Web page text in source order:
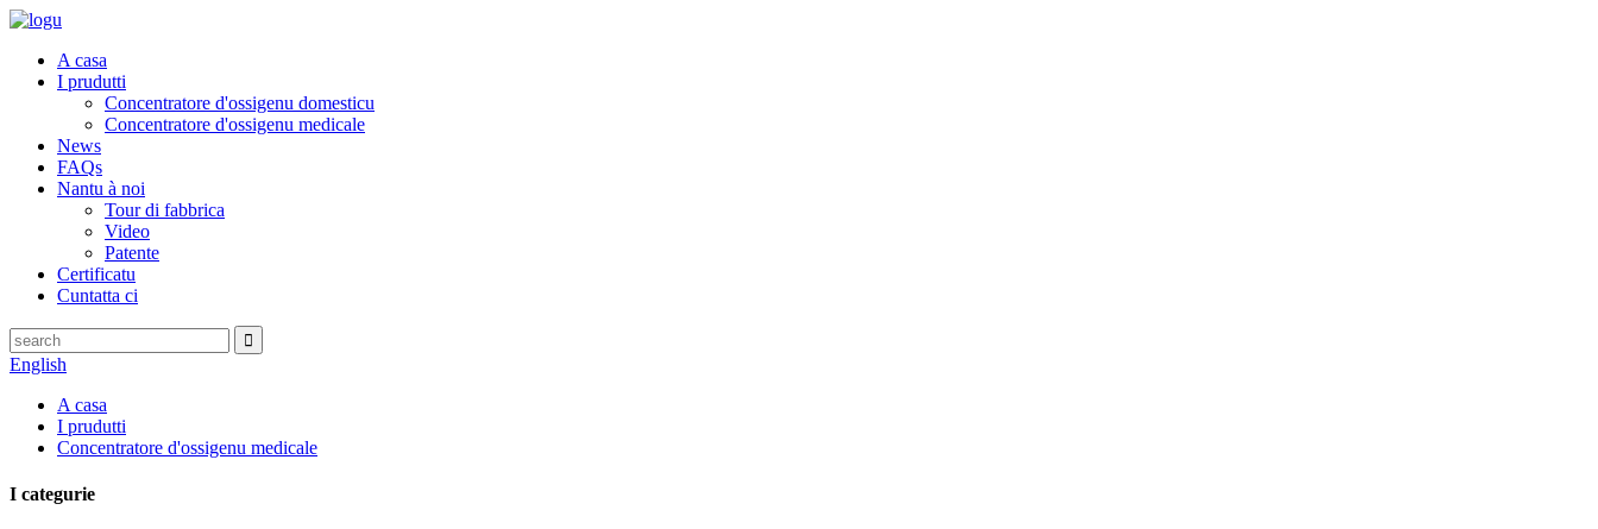
A casa
I prudutti
Concentratore d'ossigenu domesticu
Concentratore d'ossigenu medicale
News
FAQs
Nantu à noi
Tour di fabbrica
Video
Patente
Certificatu
Cuntatta ci
English
A casa
I prudutti
Concentratore d'ossigenu medicale
I categurie